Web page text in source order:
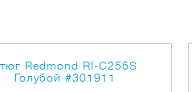
Redmond RI-C255S
Голубой#301911